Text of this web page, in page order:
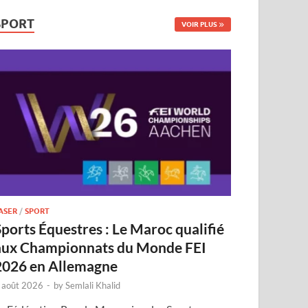
VOIR PLUS
/SPORT
Équestres : Le Maroc qualifié
Championnats du Monde FEI
en Allemagne
2026 - bySemlali Khalid